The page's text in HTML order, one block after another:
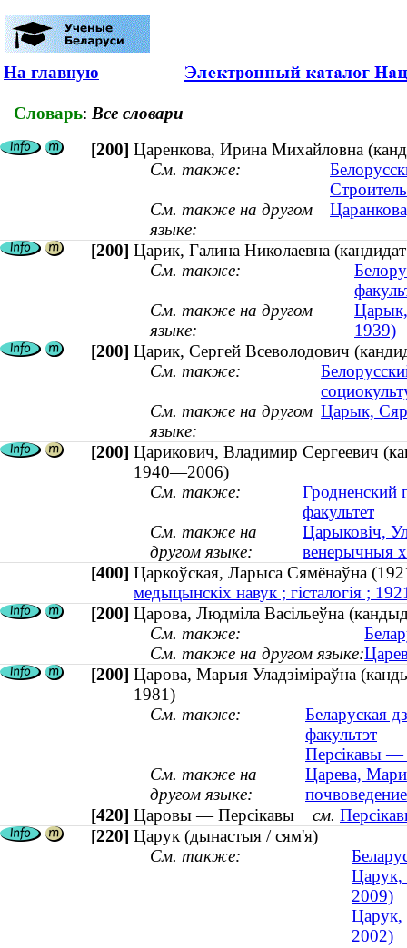
На главную
Словарь: Все словари
[200] Царенкова, Ирина Михайловна
См. также:
См. также на другом
языке:
[200] Царик, Галина Николаевна
См. также:
См. также на другом
языке:
Царык,
1939)
[200] Царик, Сергей Всеволодович
См. также:
См. также на другом
языке:
Царык,
[200] Царикович, Владимир Сергеевич
1940—2006)
См. также:
Гродненский
факультет
См. также на
другом языке:
Царыковіч,
венерычныя
[400] Царкоўская, Ларыса Сямёнаўна
медыцынскіх навук ; гісталогія ;
[200] Царова, Людмiла Васiльеўна
См. также:
См. также на другом языке:
[200] Царова, Марыя Уладзіміраўна
1981)
См. также:
Беларуская
факультэт
Персікавы
См. также на
другом языке:
Царева,
[420] Царовы — Персікавы см.
[220] Царук (дынастыя / сям'я)
См. также:
Царук,
2009)
Царук,
2002)